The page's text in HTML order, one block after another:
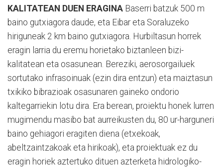
KALITATEAN DUEN ERAGINA Baserri batzuk 500 m
baino gutxiagora daude, eta Eibar eta Soraluzeko
hiriguneak 2 km baino gutxiagora. Hurbiltasun horrek
eragin larria du eremu horietako biztanleen bizi-
kalitatean eta osasunean. Bereziki, aerosorgailuek
sortutako infrasoinuak (ezin dira entzun) eta maiztasun
txikiko bibrazioak osasunaren gaineko ondorio
kaltegarriekin lotu dira. Era berean, proiektu honek lurren
mugimendu masibo bat aurreikusten du, 80 ur-harguneri
baino gehiagori eragiten diena (etxekoak,
abeltzaintzakoak eta hirikoak), eta proiektuak ez du
eragin horiek aztertuko dituen azterketa hidrologiko-